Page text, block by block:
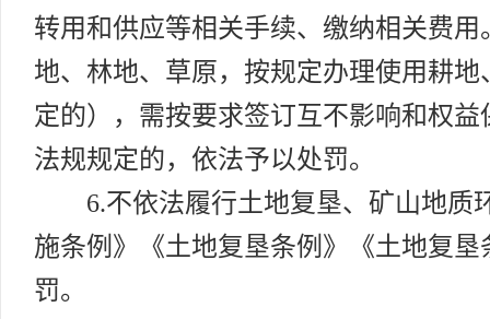
转用和供应等相关手续、缴纳相关费
地、林地、草原，按规定办理使用耕
定的），需按要求签订互不影响和权
法规规定的，依法予以处罚。
6.不依法履行土地复垦、矿山地
施条例》《土地复垦条例》《土地复
罚。